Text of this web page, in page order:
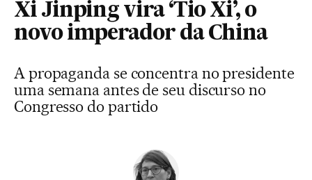
Xi Jinping vira ‘Tio Xi’, o
novo imperador da China
A propaganda se concentra no presidente
uma semana antes de seu discurso no
Congresso do partido